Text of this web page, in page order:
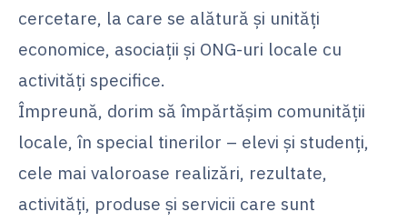
cercetare, la care se alătură și unități
economice, asociații și ONG-uri locale cu
activități specifice.
Împreună, dorim să împărtășim comunității
locale, în special tinerilor – elevi și studenți,
cele mai valoroase realizări, rezultate,
activități, produse și servicii care sunt